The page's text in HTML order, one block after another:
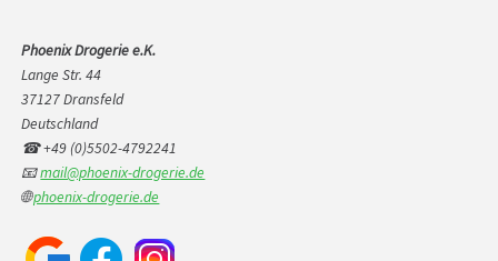
Phoenix Drogerie e.K.
Lange Str. 44
37127 Dransfeld
Deutschland
☎ +49 (0)5502-4792241
📧mail@phoenix-drogerie.de
🌐phoenix-drogerie.de